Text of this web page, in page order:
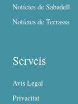
Notícies de Sabadell
Notícies de Terrassa
Serveis
Avís Legal
Privacitat